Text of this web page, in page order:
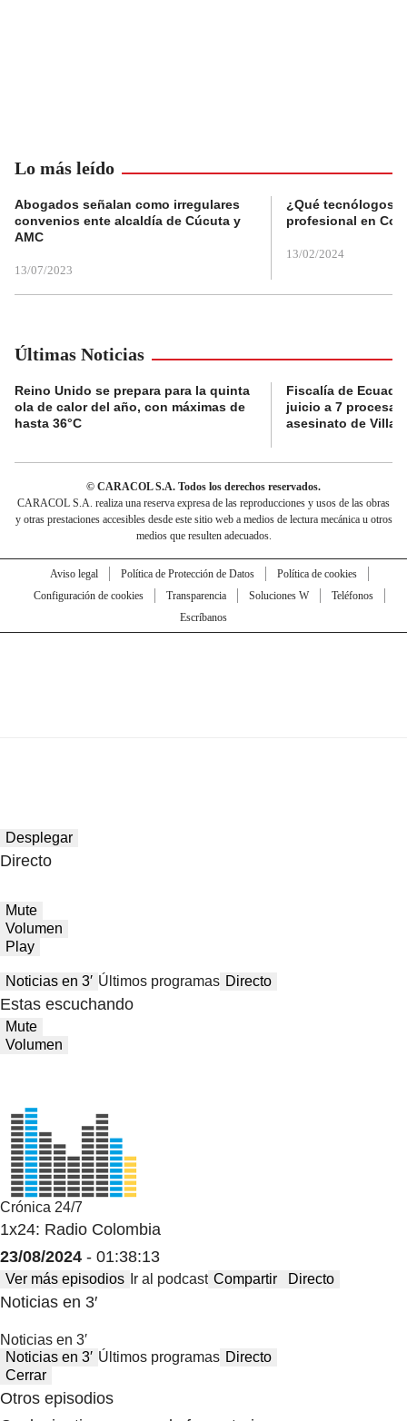
Lo más leído
Abogados señalan como irregulares
convenios ente alcaldía de Cúcuta y
AMC
13/07/2023
¿Qué tecnólogos
profesional en
13/02/2024
Últimas Noticias
Reino Unido se prepara para la quinta
ola de calor del año, con máximas de
hasta 36°C
Fiscalía de
juicio a 7
asesinato de
© CARACOL S.A. Todos los derechos reservados.
CARACOL S.A. realiza una reserva expresa de las reproducciones y usos de las obras
y otras prestaciones accesibles desde este sitio web a medios de lectura mecánica u otros
medios que resulten adecuados.
Aviso legal Política de Protección de Datos
Política de cookies
Configuración de cookies
Transparencia Soluciones W
Teléfonos
Escríbanos
Desplegar
Directo
Mute
Volumen
Play
Noticias en 3′ Últimos programas Directo
Estas escuchando
Mute
Volumen
Crónica 24/7
1x24: Radio Colombia
23/08/2024 - 01:38:13
Ver más episodios Ir al podcast Compartir Directo
Noticias en 3′
Noticias en 3′
Noticias en 3′ Últimos programas Directo
Cerrar
Otros episodios